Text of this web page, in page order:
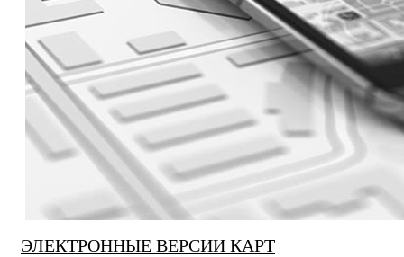
ЭЛЕКТРОННЫЕ ВЕРСИИ КАРТ